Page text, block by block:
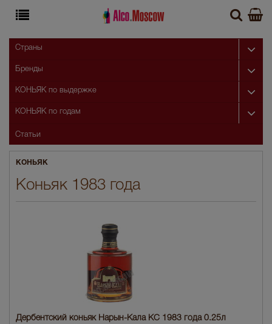
КОНЬЯК
Коньяк 1983 года
Дербентский коньяк Нарын-Кала КС 1983 года 0.25л
Страны
Бренды
КОНЬЯК по выдержке
КОНЬЯК по годам
Статьи